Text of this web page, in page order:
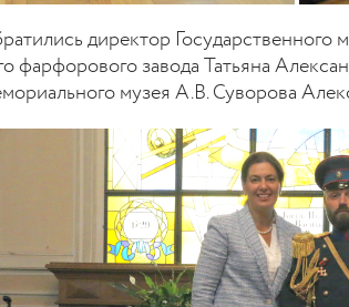
директор
завода Татьяна
музея А.В. Суворова